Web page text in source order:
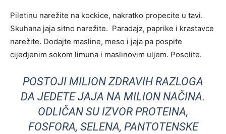
Piletinu narežite na kockice, nakratko propecite u tavi.
Skuhana jaja sitno narežite. Paradajz, paprike i krastavce
narežite. Dodajte masline, meso i jaja pa pospite
cijedjenim sokom limuna i maslinovim uljem. Posolite.
POSTOJI MILION ZDRAVIH RAZLOGA
DA JEDETE JAJA NA MILION NAČINA.
ODLIČAN SU IZVOR PROTEINA,
FOSFORA, SELENA, PANTOTENSKE